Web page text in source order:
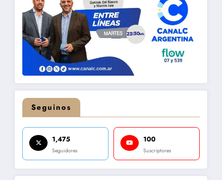
Seguinos
1,475
Seguidores
100
Suscriptores